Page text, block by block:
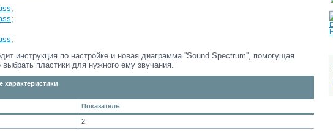
;
;
;
инструкция по настройке и новая диаграмма ''Sound Spectrum'', помогущая
пластики для нужного ему звучания.
характеристики
Показатель
2